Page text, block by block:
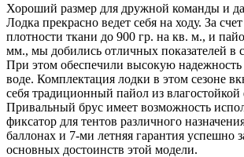
Хороший размер для дружной команды и
Лодка прекрасно ведет себя на ходу. За
плотности ткани до 900 гр. на кв. м., и
мм., мы добились отличных показателей в
При этом обеспечили высокую надежность
воде. Комплектация лодки в этом сезоне
себя традиционный пайол из
Привальный брус имеет возможность
фиксатор для тентов различного
баллонах и 7-ми летняя гарантия успешно
основных достоинств этой модели.